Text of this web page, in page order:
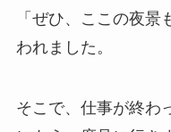
「ぜひ、ここの夜
われました。
そこで、仕事が終わ